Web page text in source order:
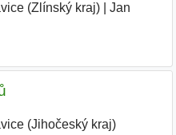
(Zlínský kraj)|
Jan
(Jihočeský kraj)|